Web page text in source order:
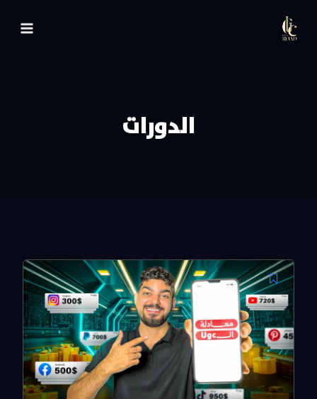
الدورات